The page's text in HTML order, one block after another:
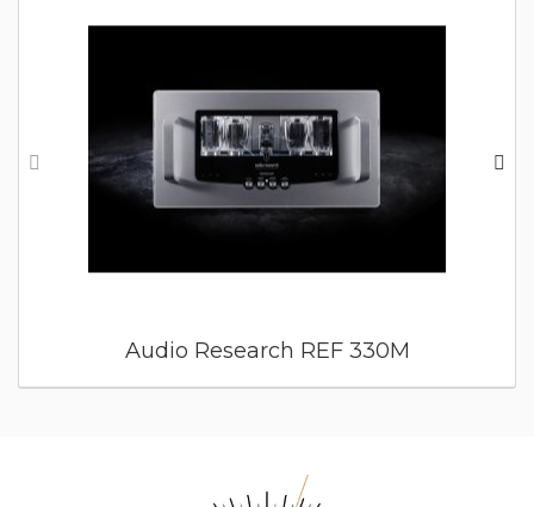
Audio Research REF 330M